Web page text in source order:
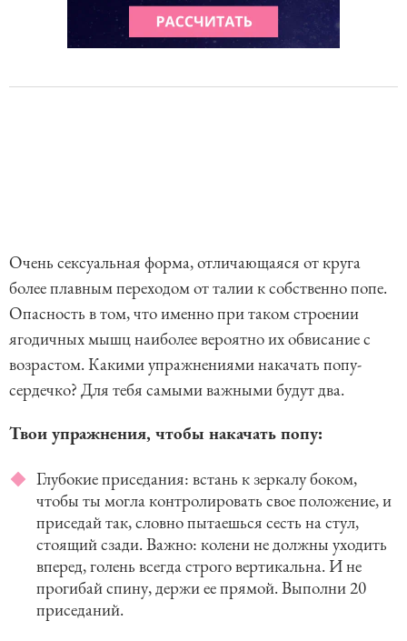
Очень сексуальная форма, отличающаяся от круга
более плавным переходом от талии к собственно попе.
Опасность в том, что именно при таком строении
ягодичных мышц наиболее вероятно их обвисание с
возрастом. Какими упражнениями накачать попу-
сердечко? Для тебя самыми важными будут два.
Твои упражнения, чтобы накачать попу:
Глубокие приседания: встань к зеркалу боком,
чтобы ты могла контролировать свое положение, и
приседай так, словно пытаешься сесть на стул,
стоящий сзади. Важно: колени не должны уходить
вперед, голень всегда строго вертикальна. И не
прогибай спину, держи ее прямой. Выполни 20
приседаний.